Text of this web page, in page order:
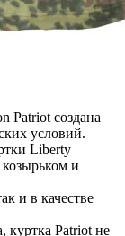
Patriot создана
условий.
Liberty
и
и в качестве
Patriot не